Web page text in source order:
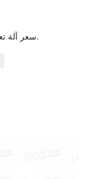
2. سعر آلة تعبئة زيت المحرك معقول نسبيًا ، اقتصادي وعملي.